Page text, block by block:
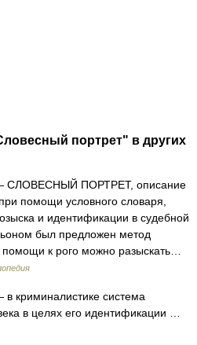
портрет" в других
СЛОВЕСНЫЙ ПОРТРЕТ, описание
помощи условного словаря,
и идентификации в судебной
был предложен метод
к рого можно разыскать…
в криминалистике система
в целях его идентификации …